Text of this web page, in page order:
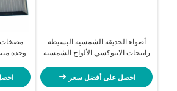
أضواء الحديقة الشمسية البسيطة
راتنجات الايبوكسي الألواح الشمسية
احصل على أفضل سعر
مضخات
وحدة